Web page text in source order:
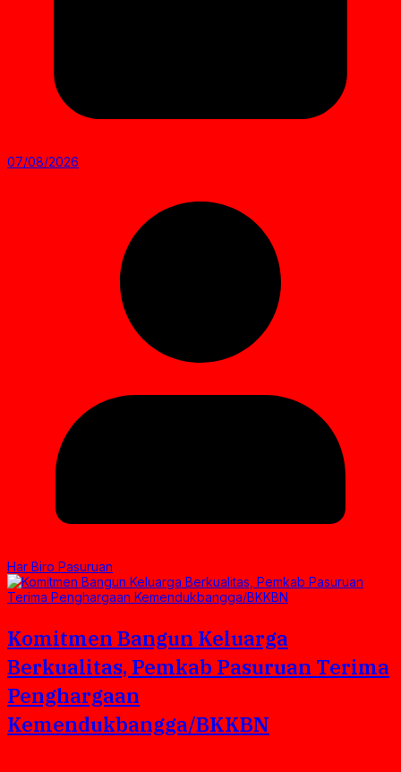
07/08/2026
Har Biro Pasuruan
Komitmen Bangun Keluarga
Berkualitas, Pemkab Pasuruan Terima
Penghargaan
Kemendukbangga/BKKBN